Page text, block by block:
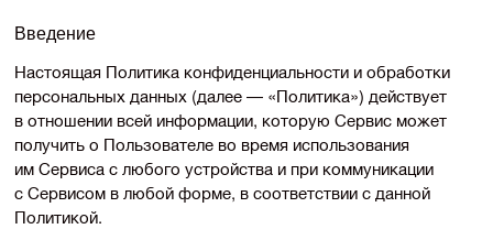
Введение
Настоящая Политика конфиденциальности и обработки
персональных данных (далее — «Политика») действует
в отношении всей информации, которую Сервис может
получить о Пользователе во время использования
им Сервиса с любого устройства и при коммуникации
с Сервисом в любой форме, в соответствии с данной
Политикой.